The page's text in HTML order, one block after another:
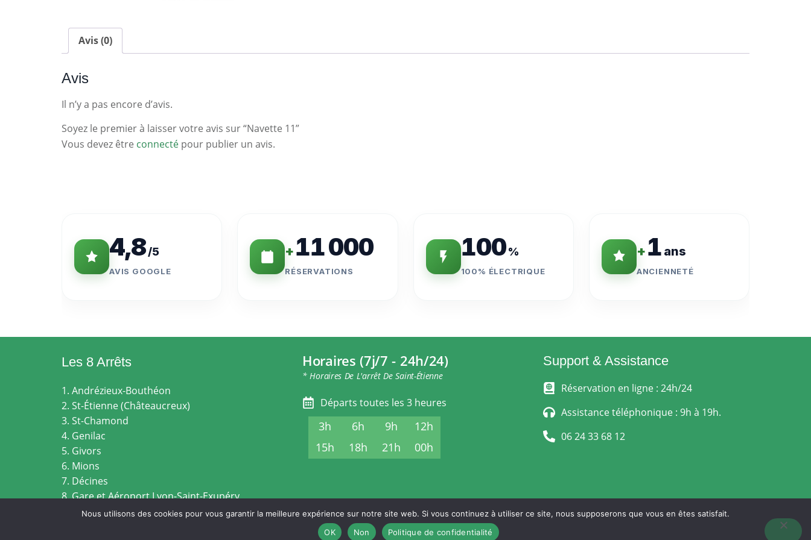
Avis (0)
Avis
Il n’y a pas encore d’avis.
Soyez le premier à laisser votre avis sur “Navette 11”
Vous devez être connecté pour publier un avis.
4,8/5
AVIS GOOGLE
+11 000
RÉSERVATIONS
100 %
100% ÉLECTRIQUE
+1 ans
ANCIENNETÉ
Les 8 Arrêts
1. Andrézieux-Bouthéon
2. St-Étienne (Châteaucreux)
3. St-Chamond
4. Genilac
5. Givors
6. Mions
7. Décines
8. Gare et Aéroport Lyon-Saint-Exupéry
Horaires (7j/7 - 24h/24)
* Horaires De L'arrêt De Saint-Étienne
Départs toutes les 3 heures
3h 6h 9h
12h
15h
18h 21h 00h
Support & Assistance
Réservation en ligne : 24h/24
Assistance téléphonique : 9h à 19h.
06 24 33 68 12
POLITIQUE DE CONFIDENTIALITÉCONDITIONS GÉNÉRALES DE VENTE
Nous utilisons des cookies pour vous garantir la meilleure expérience sur notre site web. Si vous continuez à utiliser ce site, nous supposerons que vous en êtes satisfait.
OK
Non Politique de confidentialité